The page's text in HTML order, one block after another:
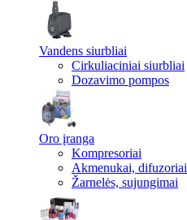
Vandens siurbliai
Cirkuliaciniai siurbliai
Dozavimo pompos
Oro įranga
Kompresoriai
Akmenukai, difuzoriai
Žarnelės, sujungimai